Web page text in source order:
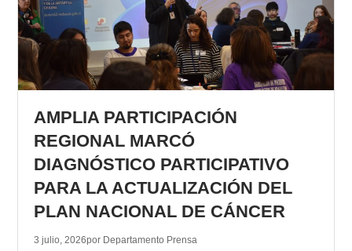
AMPLIA PARTICIPACIÓN
REGIONAL MARCÓ
DIAGNÓSTICO PARTICIPATIVO
PARA LA ACTUALIZACIÓN DEL
PLAN NACIONAL DE CÁNCER
3 julio, 2026por Departamento Prensa